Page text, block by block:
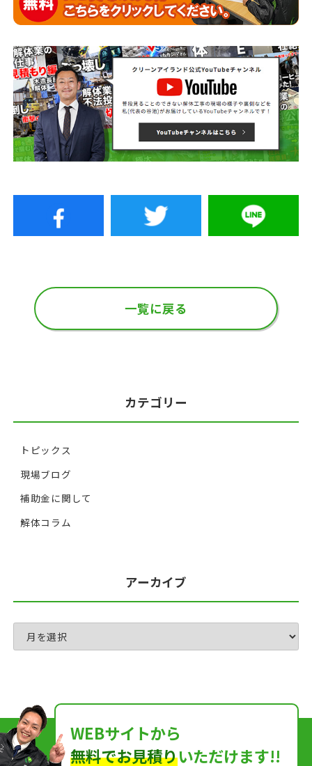
一覧に戻る
カテゴリー
トピックス
現場ブログ
補助金に関して
解体コラム
アーカイブ
WEBサイトから
無料でお見積りいただけます!!